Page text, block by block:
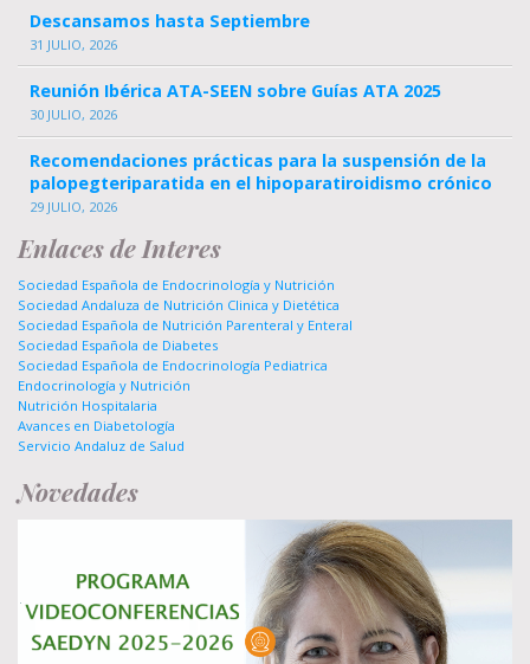
Descansamos hasta Septiembre
31 JULIO, 2026
Reunión Ibérica ATA-SEEN sobre Guías ATA 2025
30 JULIO, 2026
Recomendaciones prácticas para la suspensión de la
palopegteriparatida en el hipoparatiroidismo crónico
29 JULIO, 2026
Enlaces de Interes
Sociedad Española de Endocrinología y Nutrición
Sociedad Andaluza de Nutrición Clinica y Dietética
Sociedad Española de Nutrición Parenteral y Enteral
Sociedad Española de Diabetes
Sociedad Española de Endocrinología Pediatrica
Endocrinología y Nutrición
Nutrición Hospitalaria
Avances en Diabetología
Servicio Andaluz de Salud
Novedades